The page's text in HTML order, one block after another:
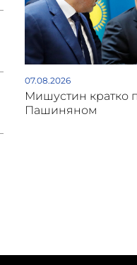
07.08.2026
Мишустин кратко
Пашиняном